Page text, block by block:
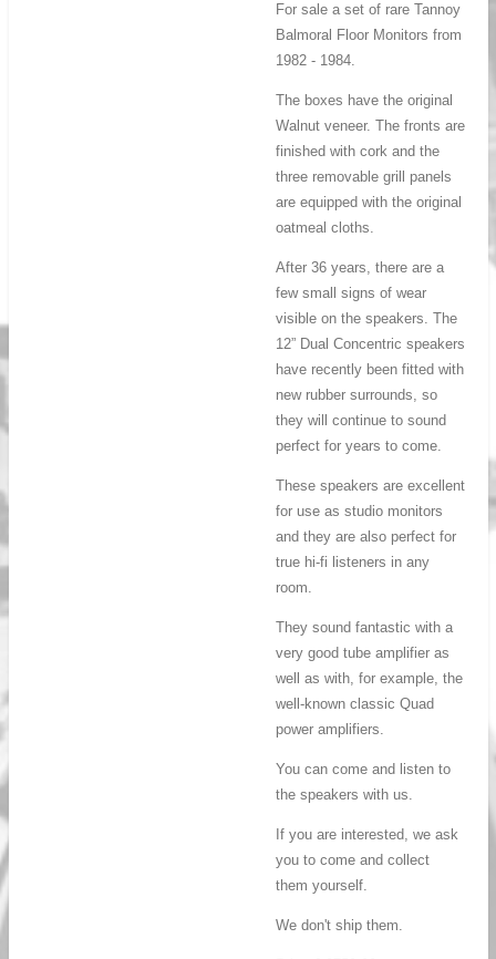
For sale a set of rare Tannoy
Balmoral Floor Monitors from
1982 - 1984.
The boxes have the original
Walnut veneer. The fronts are
finished with cork and the
three removable grill panels
are equipped with the original
oatmeal cloths.
After 36 years, there are a
few small signs of wear
visible on the speakers. The
12” Dual Concentric speakers
have recently been fitted with
new rubber surrounds, so
they will continue to sound
perfect for years to come.
These speakers are excellent
for use as studio monitors
and they are also perfect for
true hi-fi listeners in any
room.
They sound fantastic with a
very good tube amplifier as
well as with, for example, the
well-known classic Quad
power amplifiers.
You can come and listen to
the speakers with us.
If you are interested, we ask
you to come and collect
them yourself.
We don't ship them.